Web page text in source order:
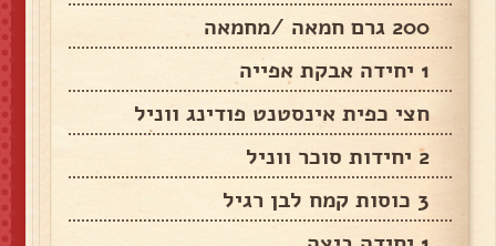
200 גרם חמאה /מחמאה
1 יחידה אבקת אפייה
חצי כפית אינסטנט פודינג ווניל
2 יחידות סוכר ווניל
3 כוסות קמח לבן רגיל